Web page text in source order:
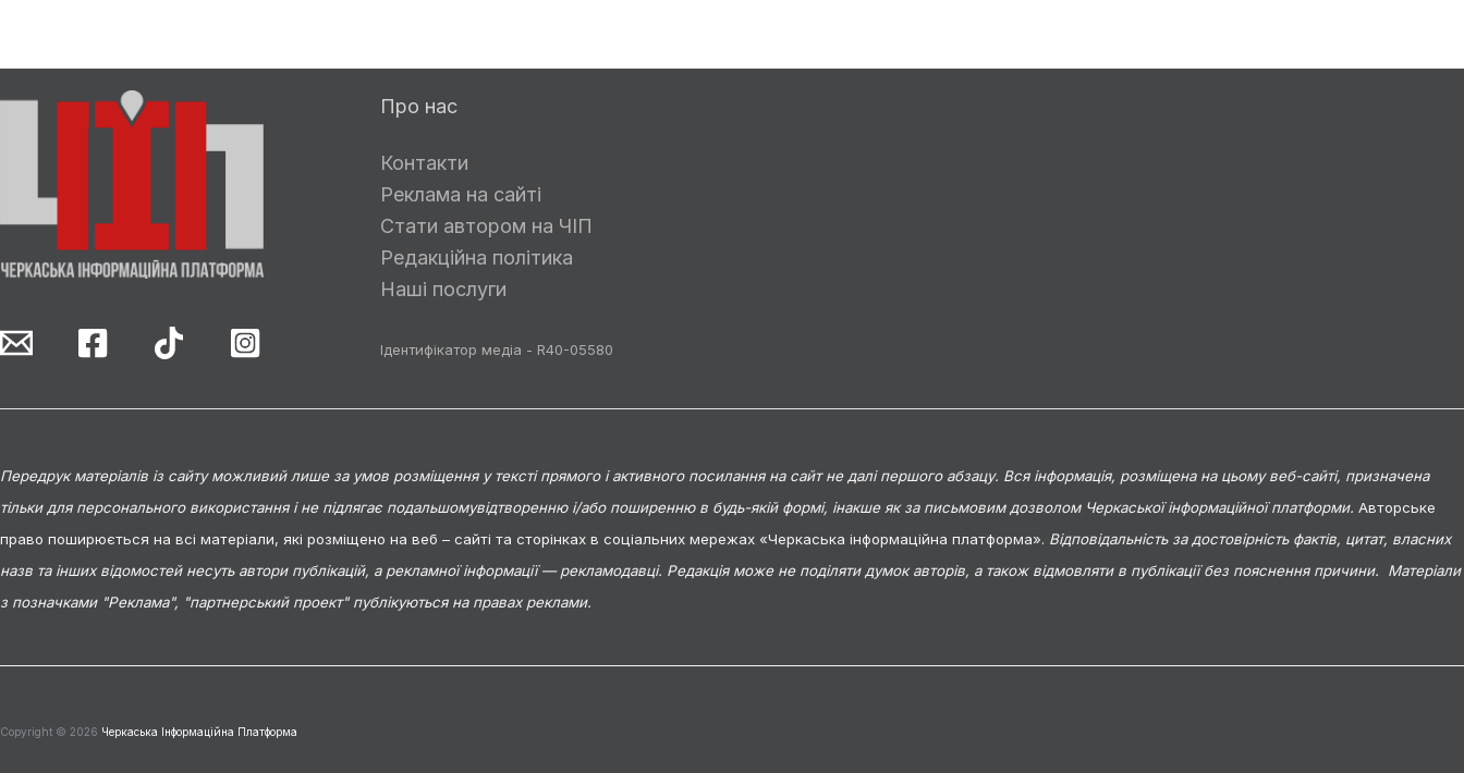
Про нас
Контакти
Реклама на сайті
Стати автором на ЧІП
Редакційна політика
Наші послуги
Ідентифікатор медіа - R40-05580
Передрук матеріалів із сайту можливий лише за умов розміщення у тексті прямого і активного посилання на сайт не далі першого абзацу. Вся інформація, розміщена на цьому веб-сайті, призначена
тільки для персонального використання і не підлягає подальшомувідтворенню і/або поширенню в будь-якій формі, інакше як за письмовим дозволом Черкаської інформаційної платформи. Авторське
право поширюється на всі матеріали, які розміщено на веб – сайті та сторінках в соціальних мережах «Черкаська інформаційна платформа». Відповідальність за достовірність фактів, цитат, власних
назв та інших відомостей несуть автори публікацій, а рекламної інформації — рекламодавці. Редакція може не поділяти думок авторів, а також відмовляти в публікації без пояснення причини. Матеріали
з позначками "Реклама", "партнерський проект" публікуються на правах реклами.
Copyright © 2026 Черкаська Інформаційна Платформа